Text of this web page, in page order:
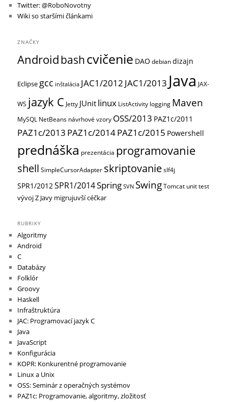
Twitter: @RoboNovotny
Wiki so staršími článkami
ZNAČKY
Androidbashcvičenie DAO debiandizajn
Eclipse gcc inštalácia JAC1/2012 JAC1/2013 Java JAX-
WS jazyk C Jetty JUnit linux ListActivity logging Maven
MySQL NetBeans návrhové vzory OSS/2013 PAZ1c/2011
PAZ1c/2013 PAZ1c/2014PAZ1c/2015 Powershell
prednáška prezentácia programovanie
shell SimpleCursorAdapter skriptovanieslf4j
SPR1/2012 SPR1/2014Spring SVN SwingTomcat unit test
vývojZ Javy migrujuvší céčkar
RUBRIKY
Algoritmy
Android
C
Databázy
Folklór
Groovy
Haskell
Infraštruktúra
JAC: Programovací jazyk C
Java
JavaScript
Konfigurácia
KOPR: Konkurentné programovanie
Linux a Unix
OSS: Seminár z operačných systémov
PAZ1c: Programovanie, algoritmy, zložitosť